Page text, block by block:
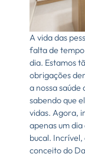
A vida das
falta de
dia. Estamos
obrigações
a nossa saúde
sabendo que
vidas. Agora,
apenas um
bucal. Incrível,
conceito do